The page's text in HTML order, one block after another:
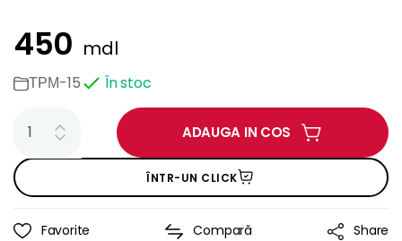
450 mdl
ТРМ-15 În stoc
ADAUGA IN COS
ÎNTR-UN CLICK
Favorite Compară Share